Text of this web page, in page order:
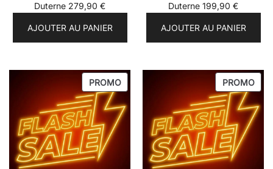
Duterne 279,90 €
AJOUTER AU PANIER
Duterne 199,90 €
AJOUTER AU PANIER
PROMOPRODUIT
PROMOTION
PROMO